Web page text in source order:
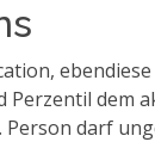
dem
Person darf